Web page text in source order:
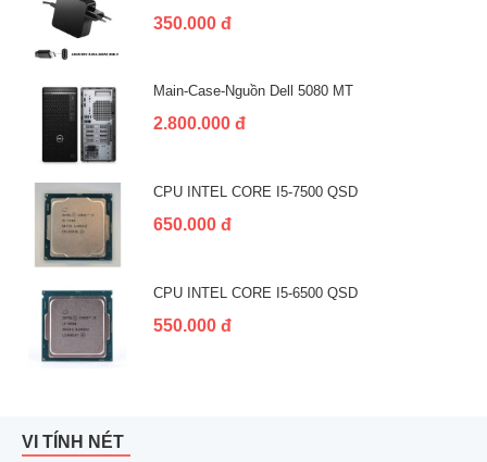
350.000 đ
Main-Case-Nguồn Dell 5080 MT
2.800.000 đ
CPU INTEL CORE I5-7500 QSD
650.000 đ
CPU INTEL CORE I5-6500 QSD
550.000 đ
VI TÍNH NÉT